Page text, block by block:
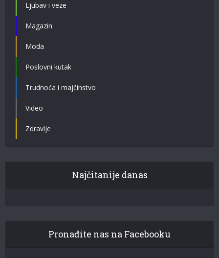
Ljubav i veze
Magazin
Moda
Poslovni kutak
Trudnoća i majčinstvo
Video
Zdravlje
Najčitanije danas
Pronađite nas na Facebooku